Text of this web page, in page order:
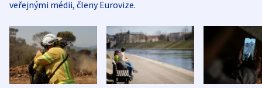
veřejnými médii, členy Eurovize.